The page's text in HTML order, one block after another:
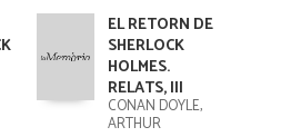
EL RETORN DE
SHERLOCK
HOLMES.
RELATS, III
CONAN DOYLE,
ARTHUR